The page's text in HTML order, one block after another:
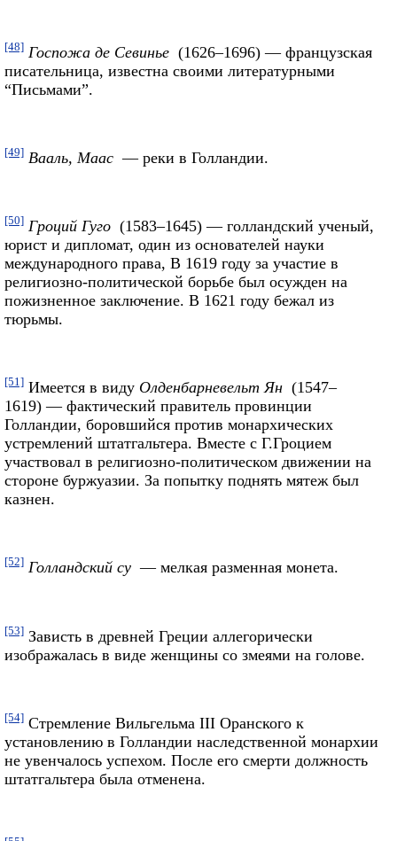
[48] Госпожа де Севинье (1626–1696) — французская
писательница, известна своими литературными
“Письмами”.
[49] Вааль, Маас — реки в Голландии.
[50] Гроций Гуго (1583–1645) — голландский ученый,
юрист и дипломат, один из основателей науки
международного права, В 1619 году за участие в
религиозно-политической борьбе был осужден на
пожизненное заключение. В 1621 году бежал из
тюрьмы.
[51] Имеется в виду Олденбарневельт Ян (1547–
1619) — фактический правитель провинции
Голландии, боровшийся против монархических
устремлений штатгальтера. Вместе с Г.Гроцием
участвовал в религиозно-политическом движении на
стороне буржуазии. За попытку поднять мятеж был
казнен.
[52] Голландский су — мелкая разменная монета.
[53] Зависть в древней Греции аллегорически
изображалась в виде женщины со змеями на голове.
[54] Стремление Вильгельма III Оранского к
установлению в Голландии наследственной монархии
не увенчалось успехом. После его смерти должность
штатгальтера была отменена.